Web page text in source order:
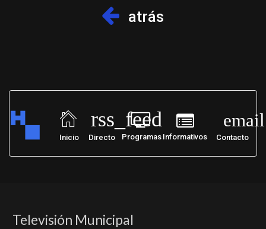
atrás
Inicio Directo Programas Informativos Contacto
rss_feed email
Televisión Municipal